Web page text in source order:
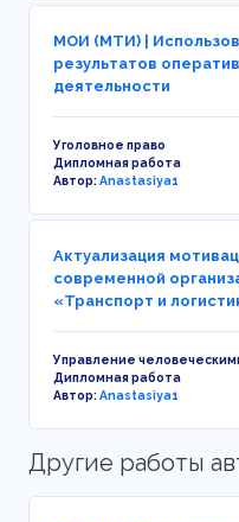
МОИ (МТИ) |
результатов
деятельности
Уголовное право
Дипломная работа
Автор:Anastasiya1
Актуализация
современной
«Транспорт и
Управление
Дипломная работа
Автор:Anastasiya1
Другие работы